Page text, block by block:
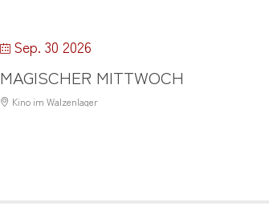
Sep. 30 2026
MAGISCHER MITTWOCH
Kino im Walzenlager